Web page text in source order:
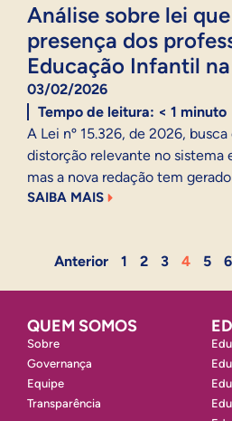
Análise sobre lei
presença dos
Educação Infantil
03/02/2026
Tempo de leitura: < 1 minuto
A Lei nº 15.326, de 2026,
distorção relevante no sistema
mas a nova redação tem
SAIBA MAIS
Anterior 1 2 3 4 5 6
QUEM SOMOS
Sobre
Governança
Equipe
Transparência